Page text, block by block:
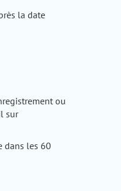
la date
ou
sur
dans les 60